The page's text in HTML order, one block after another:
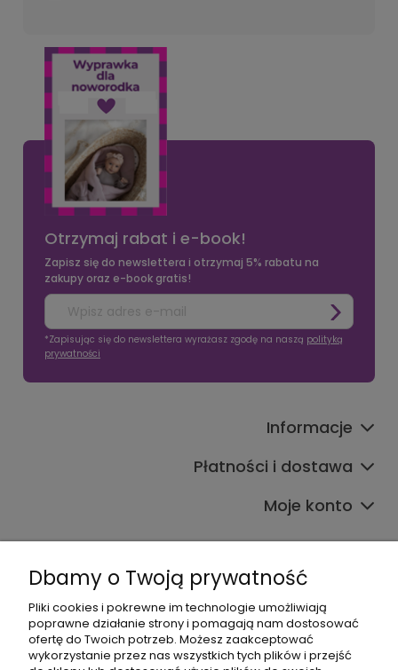
Otrzymaj rabat i e-book!
Zapisz się do newslettera i otrzymaj 5% rabatu na
zakupy oraz e-book gratis!
*Zapisując się do newslettera wyrażasz zgodę na naszą polityką
prywatności
Informacje
Płatności i dostawa
Moje konto
608017795
bok@babymama.pl
Dbamy o Twoją prywatność
Pliki cookies i pokrewne im technologie umożliwiają
poprawne działanie strony i pomagają nam dostosować
ofertę do Twoich potrzeb. Możesz zaakceptować
wykorzystanie przez nas wszystkich tych plików i przejść